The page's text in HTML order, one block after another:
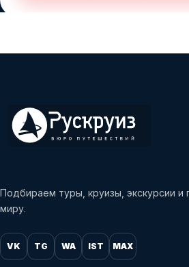
Подбираем туры, круизы, экскурсии и
миру.
VK TG WA IST MAX